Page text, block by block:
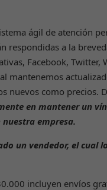
ágil de atención
respondidas a la
Facebook, Twitter,
mantenemos
nuevos como precios.
en mantener un
empresa.
un vendedor, el cual
incluyen envíos